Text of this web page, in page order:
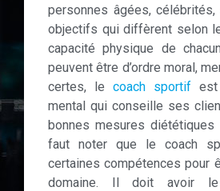
personnes âgées,
objectifs qui diffèrent selon
capacité physique de
peuvent être d’ordre moral,
certes, le coach sportif est
mental qui conseille ses
bonnes mesures
faut noter que le coach
certaines compétences pour
domaine. Il doit avoir